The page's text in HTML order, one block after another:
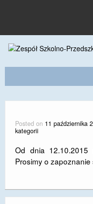
KONTAKT
DLA RODZICÓW I
Posted on 11 października
kategorii
Od dnia 12.10.2015
Prosimy o